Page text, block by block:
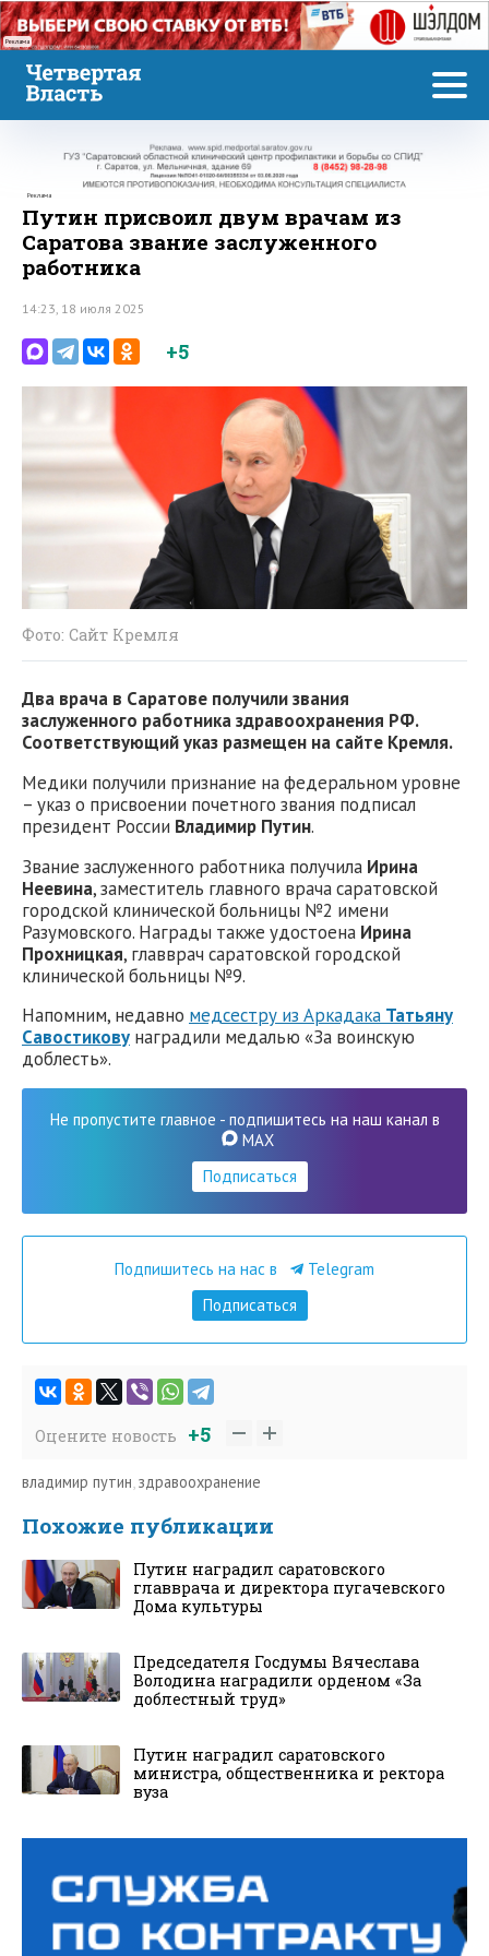
Реклама
Реклама
Путин присвоил двум врачам из
Саратова звание заслуженного
работника
14:23, 18 июля 2025
+5
Фото: Сайт Кремля
Два врача в Саратове получили звания
заслуженного работника здравоохранения РФ.
Соответствующий указ размещен на сайте Кремля.
Медики получили признание на федеральном уровне
– указ о присвоении почетного звания подписал
президент России Владимир Путин.
Звание заслуженного работника получила Ирина
Неевина, заместитель главного врача саратовской
городской клинической больницы №2 имени
Разумовского. Награды также удостоена Ирина
Прохницкая, главврач саратовской городской
клинической больницы №9.
Напомним, недавно медсестру из Аркадака Татьяну
Савостикову наградили медалью «За воинскую
доблесть».
Не пропустите главное - подпишитесь на наш канал в
MAX
Подписаться
Подпишитесь на нас в
Telegram
Подписаться
Оцените новость +5
владимир путин,здравоохранение
Похожие публикации
Путин наградил саратовского
главврача и директора пугачевского
Дома культуры
Председателя Госдумы Вячеслава
Володина наградили орденом «За
доблестный труд»
Путин наградил саратовского
министра, общественника и ректора
вуза